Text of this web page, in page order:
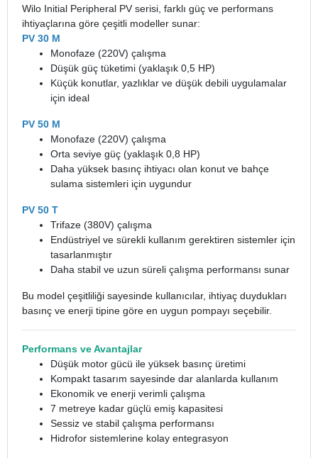
Wilo Initial Peripheral PV serisi, farklı güç ve performans
ihtiyaçlarına göre çeşitli modeller sunar:
PV 30 M
Monofaze (220V) çalışma
Düşük güç tüketimi (yaklaşık 0,5 HP)
Küçük konutlar, yazlıklar ve düşük debili uygulamalar
için ideal
PV 50 M
Monofaze (220V) çalışma
Orta seviye güç (yaklaşık 0,8 HP)
Daha yüksek basınç ihtiyacı olan konut ve bahçe
sulama sistemleri için uygundur
PV 50 T
Trifaze (380V) çalışma
Endüstriyel ve sürekli kullanım gerektiren sistemler için
tasarlanmıştır
Daha stabil ve uzun süreli çalışma performansı sunar
Bu model çeşitliliği sayesinde kullanıcılar, ihtiyaç duydukları
basınç ve enerji tipine göre en uygun pompayı seçebilir.
Performans ve Avantajlar
Düşük motor gücü ile yüksek basınç üretimi
Kompakt tasarım sayesinde dar alanlarda kullanım
Ekonomik ve enerji verimli çalışma
7 metreye kadar güçlü emiş kapasitesi
Sessiz ve stabil çalışma performansı
Hidrofor sistemlerine kolay entegrasyon